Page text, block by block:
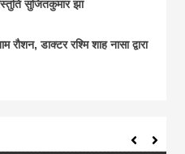
सुजितकुमार झा
डाक्टर रश्मि शाह नासा द्वारा